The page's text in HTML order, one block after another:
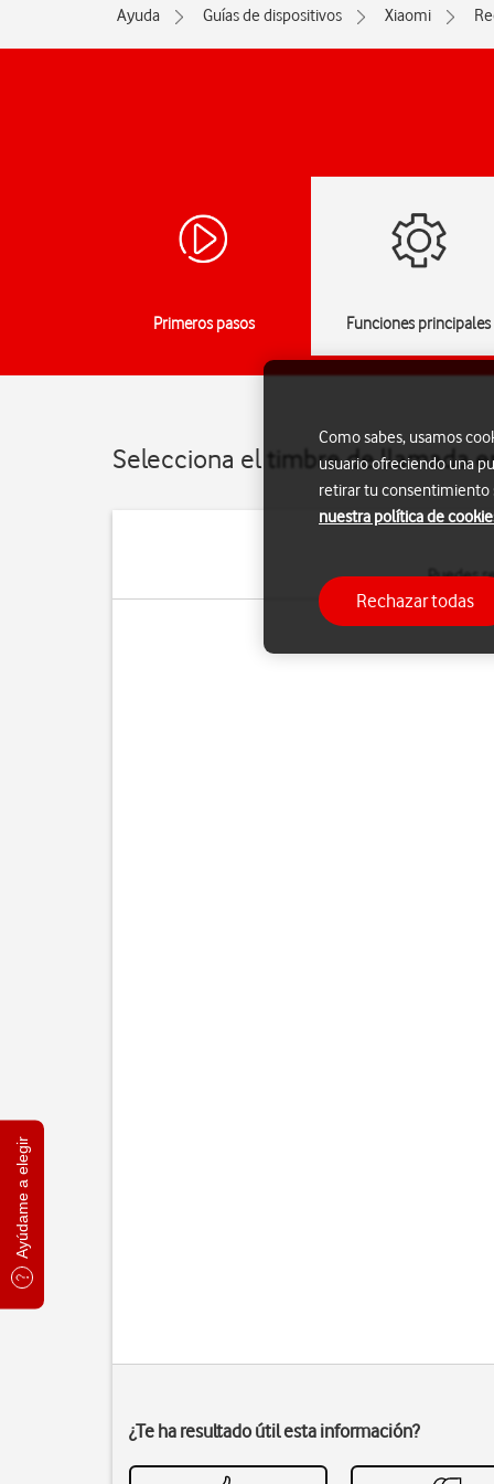
Ayúdame a elegir
Ayuda Guías de dispositivos Xiaomi
Primeros pasos Funciones principales
Selecciona el timbre de llamada
Puedes
¿Te ha resultado útil esta información?
Como sabes, usamos
usuario ofreciendo una
retirar tu consentimiento
nuestra política de
Rechazar todas